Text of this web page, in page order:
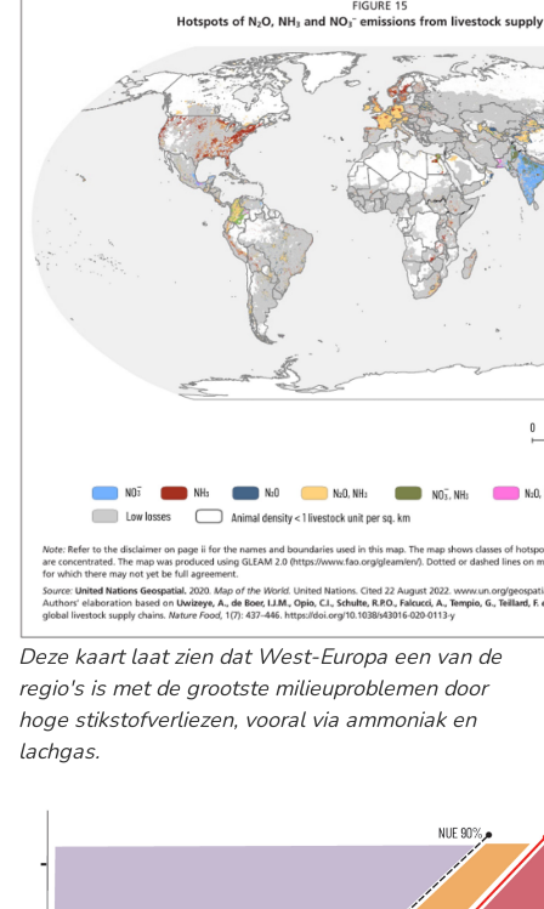
Deze kaart laat zien dat West-Europa een van de
regio's is met de grootste milieuproblemen door
hoge stikstofverliezen, vooral via ammoniak en
lachgas.